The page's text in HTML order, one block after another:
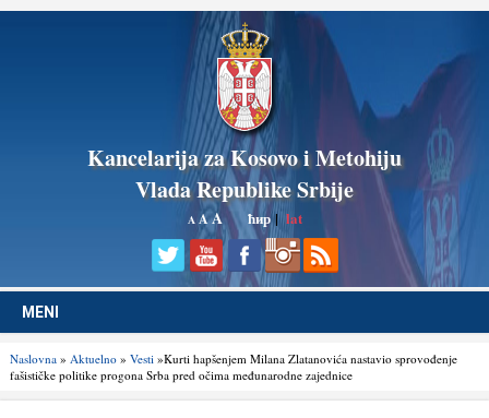
Kancelarija za Kosovo i Metohiju
Vlada Republike Srbije
A AA ћир|lat
MENI
Naslovna» Aktuelno» Vesti»Kurti hapšenjem Milana Zlatanovića nastavio sprovođenje
fašističke politike progona Srba pred očima međunarodne zajednice